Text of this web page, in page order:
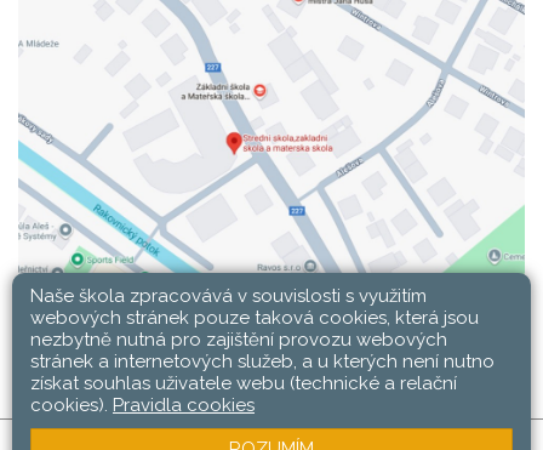
Naše škola zpracovává v souvislosti s využitím
webových stránek pouze taková cookies, která jsou
nezbytně nutná pro zajištění provozu webových
stránek a internetových služeb, a u kterých není nutno
získat souhlas uživatele webu (technické a relační
cookies). Pravidla cookies